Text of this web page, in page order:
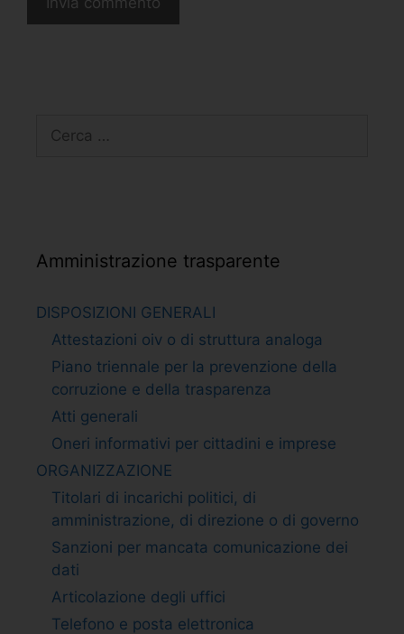
Amministrazione trasparente
DISPOSIZIONI GENERALI
Attestazioni oiv o di struttura analoga
Piano triennale per la prevenzione della
corruzione e della trasparenza
Atti generali
Oneri informativi per cittadini e imprese
ORGANIZZAZIONE
Titolari di incarichi politici, di
amministrazione, di direzione o di governo
Sanzioni per mancata comunicazione dei
dati
Articolazione degli uffici
Telefono e posta elettronica